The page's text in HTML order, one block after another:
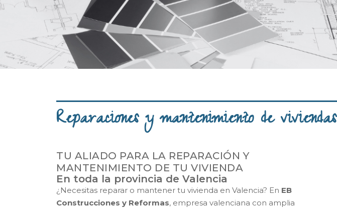
Reparaciones y mantenimiento de viviendas
TU ALIADO PARA LA REPARACIÓN Y
MANTENIMIENTO DE TU VIVIENDA
En toda la provincia de Valencia
¿Necesitas reparar o mantener tu vivienda en Valencia? En EB
Construcciones y Reformas, empresa valenciana con amplia